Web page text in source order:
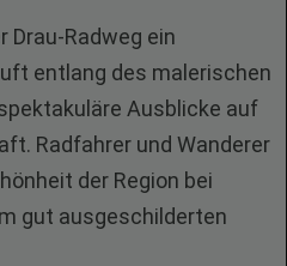
Drau-Radweg ein
entlang des malerischen
Ausblicke auf
Radfahrer und Wanderer
der Region bei
gut ausgeschilderten